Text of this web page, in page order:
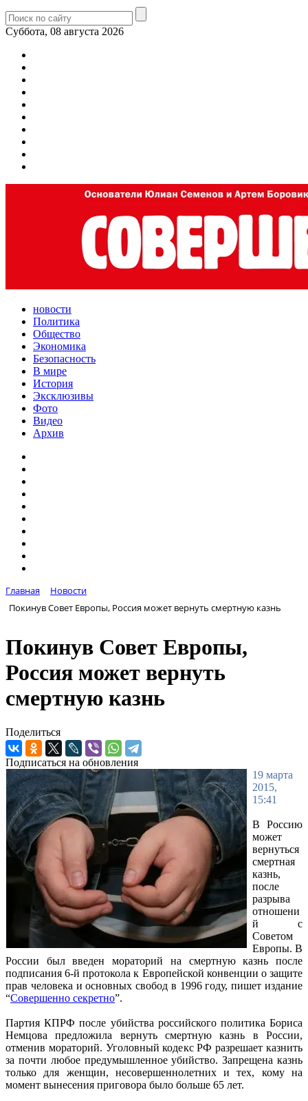
Суббота, 08 августа 2026
новости
Политика
Общество
Экономика
Безопасность
В мире
История
Эксклюзивы
Фото
Видео
Архив
Главная
Новости
Покинув Совет Европы, Россия может вернуть смертную казнь
Покинув Совет Европы,
Россия может вернуть
смертную казнь
Поделиться
Подписаться на обновления
19 марта
2015,
15:41
В Россию
может
вернуться
смертная
казнь,
после
разрыва
отношени
й с
Советом
Европы. В
России был введен мораторий на смертную казнь после
подписания 6-й протокола к Европейской конвенции о защите
прав человека и основных свобод в 1996 году, пишет издание
“Совершенно секретно”.
Партия КПРФ после убийства российского политика Бориса
Немцова предложила вернуть смертную казнь в России,
отменив мораторий. Уголовный кодекс РФ разрешает казнить
за почти любое предумышленное убийство. Запрещена казнь
только для женщин, несовершеннолетних и тех, кому на
момент вынесения приговора было больше 65 лет.